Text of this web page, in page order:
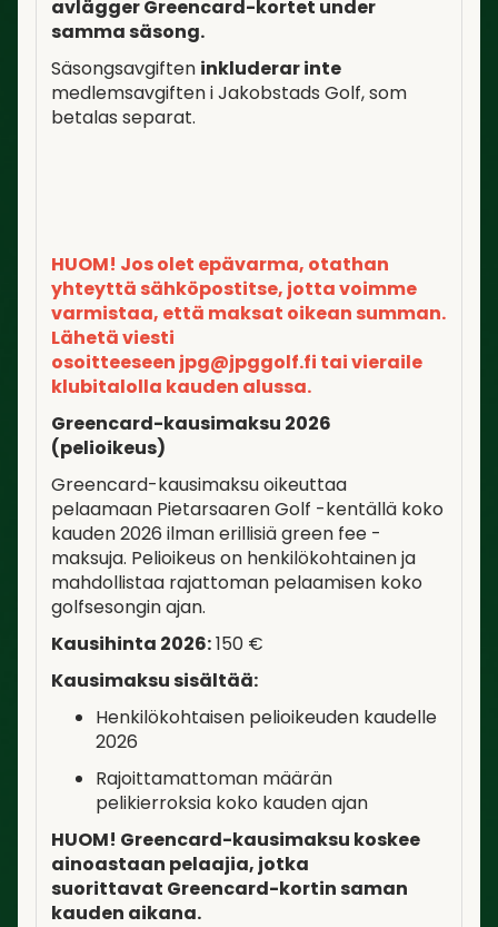
avlägger Greencard-kortet under
samma säsong.
Säsongsavgiften inkluderar inte
medlemsavgiften i Jakobstads Golf, som
betalas separat.
HUOM! Jos olet epävarma, otathan
yhteyttä sähköpostitse, jotta voimme
varmistaa, että maksat oikean summan.
Lähetä viesti
osoitteeseen jpg@jpggolf.fi tai vieraile
klubitalolla kauden alussa.
Greencard-kausimaksu 2026
(pelioikeus)
Greencard-kausimaksu oikeuttaa
pelaamaan Pietarsaaren Golf -kentällä koko
kauden 2026 ilman erillisiä green fee -
maksuja. Pelioikeus on henkilökohtainen ja
mahdollistaa rajattoman pelaamisen koko
golfsesongin ajan.
Kausihinta 2026:150 €
Kausimaksu sisältää:
Henkilökohtaisen pelioikeuden kaudelle
2026
Rajoittamattoman määrän
pelikierroksia koko kauden ajan
HUOM! Greencard-kausimaksu koskee
ainoastaan pelaajia, jotka
suorittavat Greencard-kortin saman
kauden aikana.